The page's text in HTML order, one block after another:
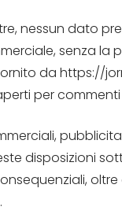
nessun dato
senza la
da https://
per
disposizioni
oltre